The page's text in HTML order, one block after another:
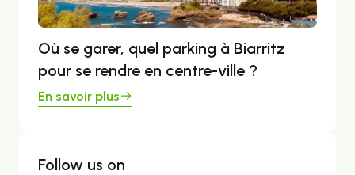
Où se garer, quel parking à Biarritz
pour se rendre en centre-ville ?
En savoir plus
Follow us on